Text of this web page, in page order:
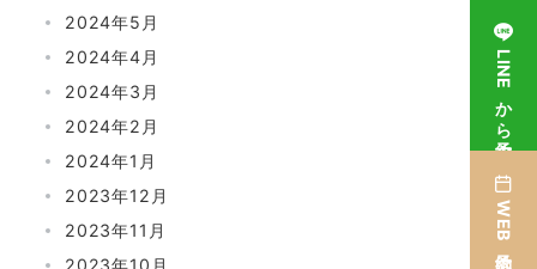
2024年5月
2024年4月
2024年3月
2024年2月
2024年1月
2023年12月
2023年11月
2023年10月
LINEから予約